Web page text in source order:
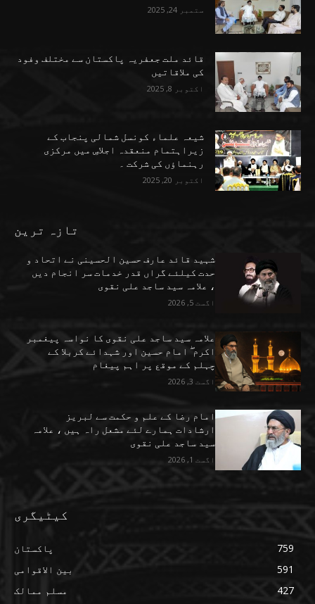
ستمبر 24, 2025
قائد ملت جعفریہ پاکستان سے مختلف وفود
کی ملاقاتیں
اکتوبر 8, 2025
شیعہ علماء کونسل شمالی پنجاب کے
زیراہتمام منعقدہ اجلاسِ میں مرکزی
رہنماؤں کی شرکت ۔
اکتوبر 20, 2025
تازہ ترین
شہید قائد عارف حسین الحسینی نے اتحاد و
حدت کیلئے گراں قدر خدمات سر انجام دیں
، علامہ سید ساجد علی نقوی
اگست 5, 2026
علامہ سید ساجد علی نقوی کا نواسہ پیغمبر
اکرم ۖ امام حسین اور شہدائے کربلا کے
چہلم کے موقع پر اہم پیغام
اگست 3, 2026
امام رضا کے علم و حکمت سے لبریز
ارشادات ہمارے لئے مشعل راہ ہیں ، علامہ
سید ساجد علی نقوی
اگست 1, 2026
کیٹیگری
پاکستان
759
بین الاقوامی
591
مسلم ممالک
427